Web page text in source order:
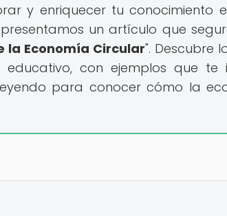
y enriquecer tu conocimiento
un artículo que
la Economía Circular". Descubre
con ejemplos que te
para conocer cómo la